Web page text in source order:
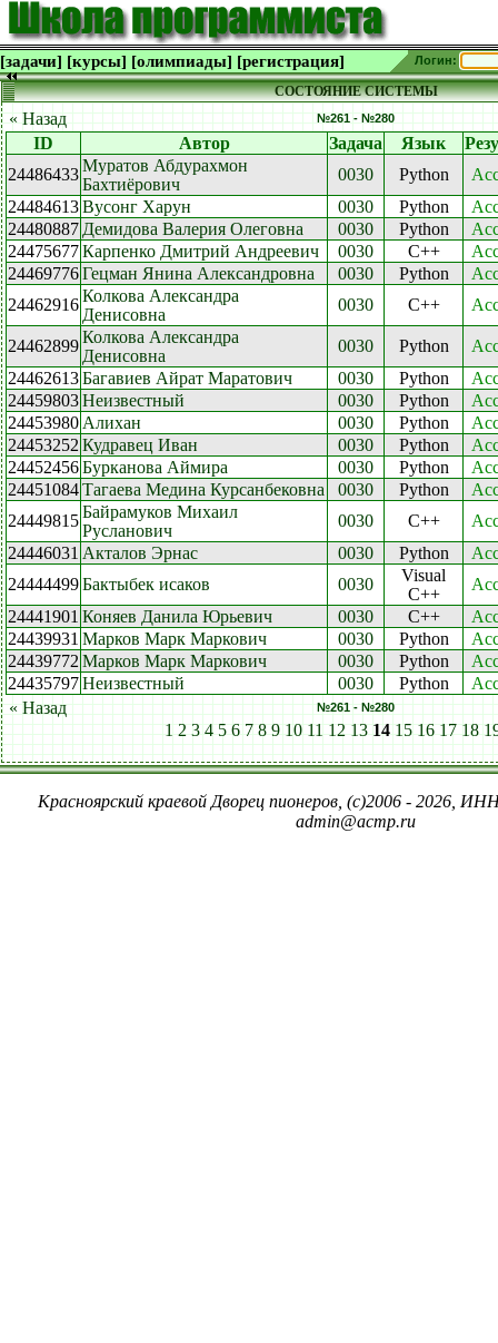
[задачи] [курсы] [олимпиады] [регистрация] Логин:
СОСТОЯНИЕ СИСТЕМЫ
« Назад №261 - №280
ID Автор Задача Язык
24486433Муратов Абдурахмон
Бахтиёрович
0030 Python
24484613Вусонг Харун 0030 Python
24480887 Демидова Валерия Олеговна 0030 Python
24475677Карпенко Дмитрий Андреевич 0030 C++
24469776Гецман Янина Александровна 0030 Python
24462916Колкова Александра
Денисовна
0030 C++
24462899Колкова Александра
Денисовна
0030 Python
24462613Багавиев Айрат Маратович 0030 Python
24459803Неизвестный 0030 Python
24453980 Алихан 0030 Python
24453252 Кудравец Иван 0030 Python
24452456Бурканова Аймира 0030 Python
24451084Тагаева Медина Курсанбековна 0030 Python
24449815Байрамуков Михаил
Русланович
0030 C++
24446031 Акталов Эрнас 0030 Python
24444499Бактыбек исаков 0030
Visual
C++
24441901 Коняев Данила Юрьевич 0030 C++
24439931 Марков Марк Маркович 0030 Python
24439772 Марков Марк Маркович 0030 Python
24435797Неизвестный 0030 Python
« Назад
№261 - №280
1 2 3 4 5 6 7 8 9 10 11 12 13 14 15 16 17 18
Красноярский краевой Дворец пионеров, (c)2006 - 2026,
admin@acmp.ru